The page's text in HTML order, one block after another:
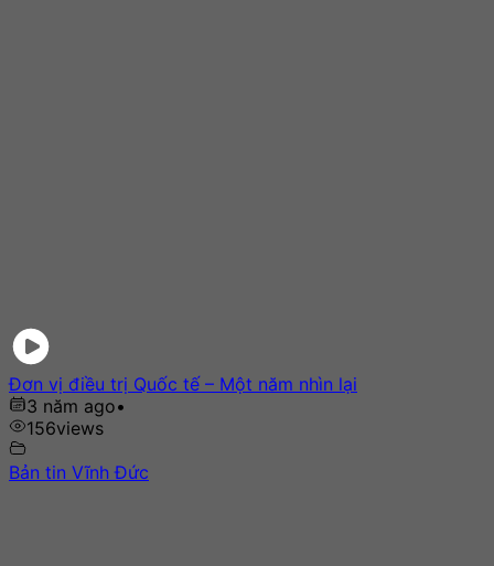
Đơn vị điều trị Quốc tế – Một năm nhìn lại
3 năm ago•
156views
Bản tin Vĩnh Đức